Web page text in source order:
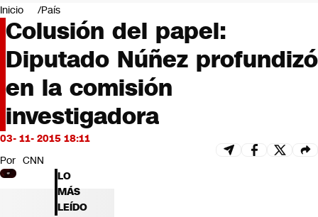
Negocios
Deportes
Programas completos
Cultura
Servicios
Bits
CNN tiempo
Futuro 360
Inicio País
Colusión del papel:
Diputado Núñez profundizó
en la comisión
investigadora
03- 11- 2015 18:11
Por CNN
LO
MÁS
LEÍDO